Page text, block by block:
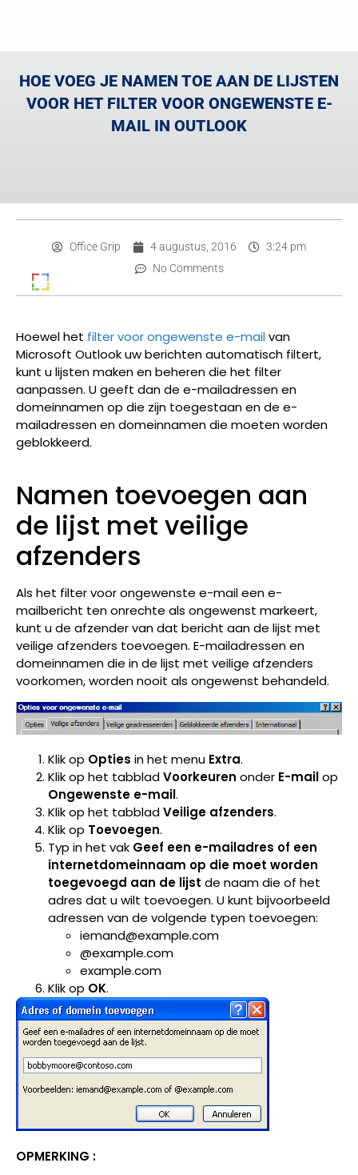
HOE VOEG JE NAMEN TOE AAN DE LIJSTEN
VOOR HET FILTER VOOR ONGEWENSTE E-
MAIL IN OUTLOOK
Office Grip 4 augustus, 2016
3:24 pm
No Comments
Hoewel het filter voor ongewenste e-mailvan
Microsoft Outlook uw berichten automatisch filtert,
kunt u lijsten maken en beheren die het filter
aanpassen. U geeft dan de e-mailadressen en
domeinnamen op die zijn toegestaan en de e-
mailadressen en domeinnamen die moeten worden
geblokkeerd.
Namen toevoegen aan
de lijst met veilige
afzenders
Als het filter voor ongewenste e-mail een e-
mailbericht ten onrechte als ongewenst markeert,
kunt u de afzender van dat bericht aan de lijst met
veilige afzenders toevoegen. E-mailadressen en
domeinnamen die in de lijst met veilige afzenders
voorkomen, worden nooit als ongewenst behandeld.
Klik op Opties in het menu Extra.
Klik op het tabbladVoorkeuren onder E-mailop
Ongewenste e-mail.
Klik op het tabbladVeilige afzenders.
Klik op Toevoegen.
Typ in het vak Geef een e-mailadres of een
internetdomeinnaam op die moet worden
toegevoegd aan de lijst de naam die of het
adres dat u wilt toevoegen. U kunt bijvoorbeeld
adressen van de volgende typen toevoegen:
iemand@example.com
@example.com
example.com
Klik op OK.
OPMERKING :